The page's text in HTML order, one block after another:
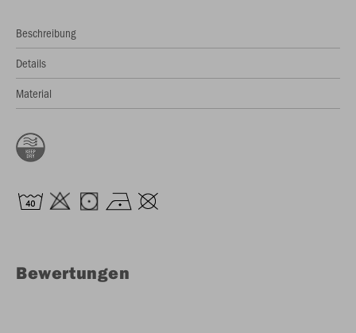
Beschreibung
Details
Material
Bewertungen